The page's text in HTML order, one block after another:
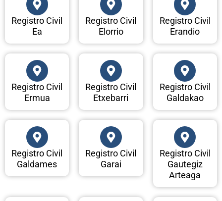
Registro Civil
Ea
Registro Civil
Elorrio
Registro Civil
Erandio
Registro Civil
Ermua
Registro Civil
Etxebarri
Registro Civil
Galdakao
Registro Civil
Galdames
Registro Civil
Garai
Registro Civil
Gautegiz
Arteaga